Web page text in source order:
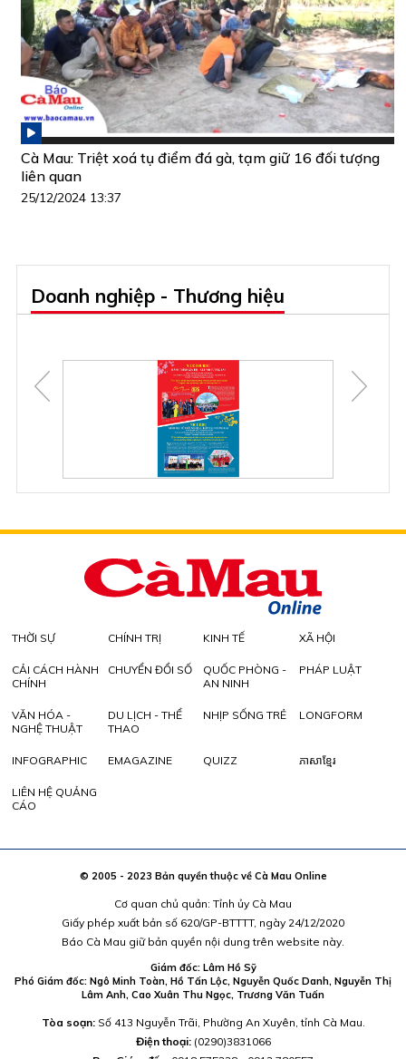
Cà Mau: Triệt xoá tụ điểm đá gà, tạm giữ 16 đối tượng
liên quan
25/12/2024 13:37
Doanh nghiệp - Thương hiệu
THỜI SỰ CHÍNH TRỊ KINH TẾ XÃ HỘI
CẢI CÁCH HÀNH
CHÍNH
CHUYỂN ĐỔI SỐ
QUỐC PHÒNG -
AN NINH
PHÁP LUẬT
VĂN HÓA -
NGHỆ THUẬT
DU LỊCH - THỂ
THAO
NHỊP SỐNG TRẺ LONGFORM
INFOGRAPHIC EMAGAZINE QUIZZ ភាសាខ្មែរ
LIÊN HỆ QUẢNG
CÁO
© 2005 - 2023 Bản quyền thuộc về Cà Mau Online
Cơ quan chủ quản: Tỉnh ủy Cà Mau
Giấy phép xuất bản số 620/GP-BTTTT, ngày 24/12/2020
Báo Cà Mau giữ bản quyền nội dung trên website này.
Giám đốc: Lâm Hồ Sỹ
Phó Giám đốc: Ngô Minh Toàn, Hồ Tấn Lộc, Nguyễn Quốc Danh, Nguyễn Thị
Lâm Anh, Cao Xuân Thu Ngọc, Trương Văn Tuấn
Tòa soạn:Số 413 Nguyễn Trãi, Phường An Xuyên, tỉnh Cà Mau.
Điện thoại: (0290)3831066